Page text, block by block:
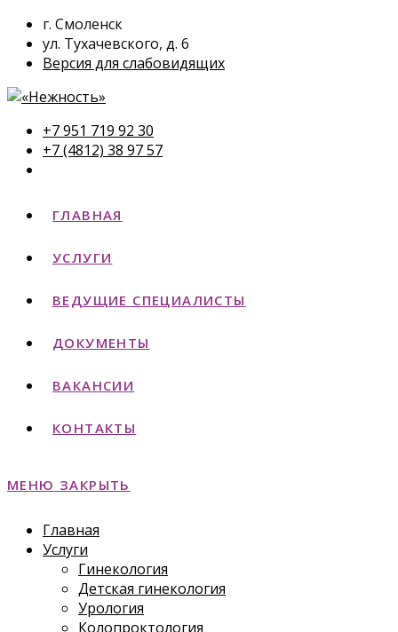
г. Смоленск
ул. Тухачевского, д. 6
Версия для слабовидящих
+7 951 719 92 30
+7 (4812) 38 97 57
ГЛАВНАЯ
УСЛУГИ
ВЕДУЩИЕ СПЕЦИАЛИСТЫ
ДОКУМЕНТЫ
ВАКАНСИИ
КОНТАКТЫ
МЕНЮ ЗАКРЫТЬ
Главная
Услуги
Гинекология
Детская гинекология
Урология
Колопроктология